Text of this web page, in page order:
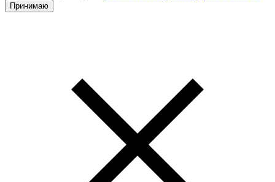
Принимаю